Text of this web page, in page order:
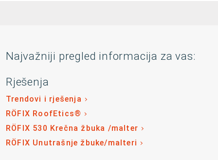
Najvažniji pregled informacija za vas:
Rješenja
Trendovi i rješenja
RÖFIX RoofEtics®
RÖFIX 530 Krečna žbuka /malter
RÖFIX Unutrašnje žbuke/malteri